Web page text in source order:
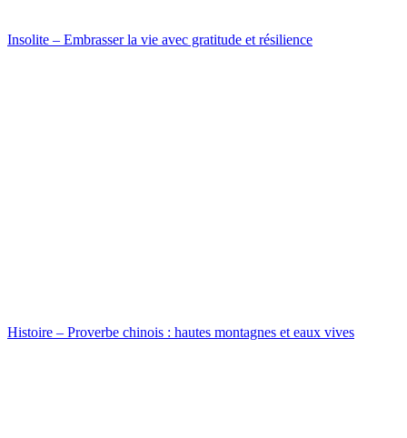
Insolite – Embrasser la vie avec gratitude et résilience
Histoire – Proverbe chinois : hautes montagnes et eaux vives